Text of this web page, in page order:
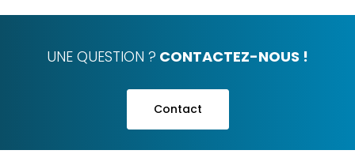
UNE QUESTION ? CONTACTEZ-NOUS !
Contact